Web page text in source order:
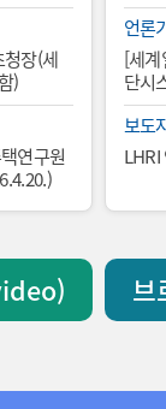
장(세
)
연구원
언론
[세계
단시
보도